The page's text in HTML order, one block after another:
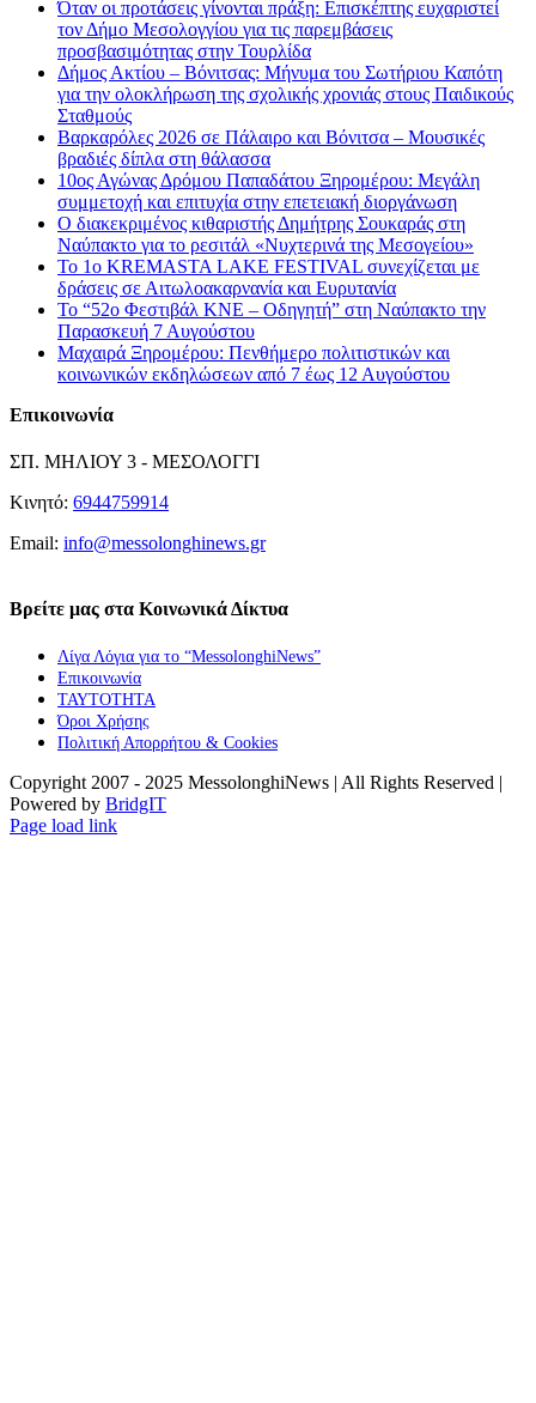
Όταν οι προτάσεις γίνονται πράξη: Επισκέπτης ευχαριστεί
τον Δήμο Μεσολογγίου για τις παρεμβάσεις
προσβασιμότητας στην Τουρλίδα
Δήμος Ακτίου – Βόνιτσας: Μήνυμα του Σωτήριου Καπότη
για την ολοκλήρωση της σχολικής χρονιάς στους Παιδικούς
Σταθμούς
Βαρκαρόλες 2026 σε Πάλαιρο και Βόνιτσα – Μουσικές
βραδιές δίπλα στη θάλασσα
10ος Αγώνας Δρόμου Παπαδάτου Ξηρομέρου: Μεγάλη
συμμετοχή και επιτυχία στην επετειακή διοργάνωση
Ο διακεκριμένος κιθαριστής Δημήτρης Σουκαράς στη
Ναύπακτο για το ρεσιτάλ «Νυχτερινά της Μεσογείου»
Το 1ο KREMASTA LAKE FESTIVAL συνεχίζεται με
δράσεις σε Αιτωλοακαρνανία και Ευρυτανία
Το “52ο Φεστιβάλ ΚΝΕ – Οδηγητή” στη Ναύπακτο την
Παρασκευή 7 Αυγούστου
Μαχαιρά Ξηρομέρου: Πενθήμερο πολιτιστικών και
κοινωνικών εκδηλώσεων από 7 έως 12 Αυγούστου
Επικοινωνία
ΣΠ. ΜΗΛΙΟΥ 3 - ΜΕΣΟΛΟΓΓΙ
Κινητό: 6944759914
Email: info@messolonghinews.gr
Βρείτε μας στα Κοινωνικά Δίκτυα
Λίγα Λόγια για το “MessolonghiNews”
Επικοινωνία
ΤΑΥΤΟΤΗΤΑ
Όροι Χρήσης
Πολιτική Απορρήτου & Cookies
Copyright 2007 - 2025 MessolonghiNews | All Rights Reserved |
Powered by BridgIT
YouTube
Facebook
Instagram
Page load link